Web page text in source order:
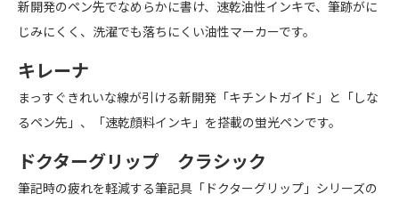
新開発のペン先でなめらかに書け、速乾油性インキで、筆跡がに
じみにくく、洗濯でも落ちにくい油性マーカーです。
キレーナ
まっすぐきれいな線が引ける新開発「キチントガイド」と「しな
るペン先」、「速乾顔料インキ」を搭載の蛍光ペンです。
ドクターグリップ クラシック
筆記時の疲れを軽減する筆記具「ドクターグリップ」シリーズの